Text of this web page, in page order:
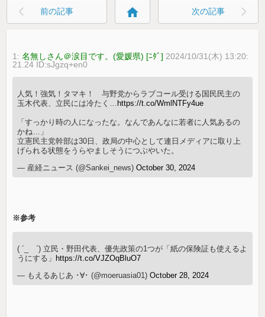
前の記事 home 次の記事
1:名無しさん＠涙目です。(愛媛県) [ﾆﾀﾞ] 2024/10/31(木) 13:20:
21.24 ID:sJgzq+en0
人気！強気！タマキ！ 与野党からラブコール受ける国民民主の
玉木代表、立民には冷たく… https://t.co/WmlNTFy4ue
「すっかり時の人になったな。なんであんなに若者に人気あるの
かね…」
立憲民主党幹部は30日、政局の中心として連日メディアに取り上
げられる状態をうらやましそうにつぶやいた。
— 産経ニュース (@Sankei_news)October 30, 2024
※参考
( ´_ゝ`) 立民・野田代表、優先政策の1つが「紙の保険証も使えるよ
うにする」 https://t.co/VJZOqBluO7
— もえるあじあ ･∀･ (@moeruasia01)October 28, 2024